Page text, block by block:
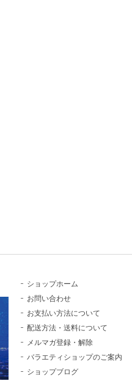
ショップホーム
お問い合わせ
お支払い方法について
配送方法・送料について
メルマガ登録・解除
バラエティショップのご案内
ショップブログ